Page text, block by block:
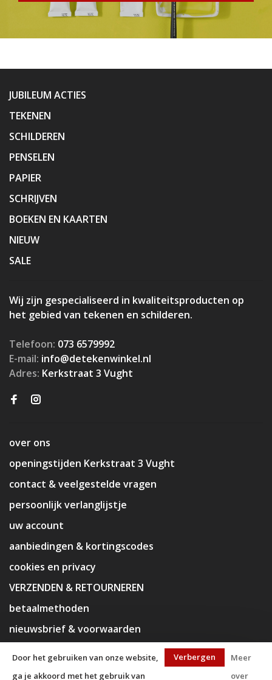
JUBILEUM ACTIES
TEKENEN
SCHILDEREN
PENSELEN
PAPIER
SCHRIJVEN
BOEKEN EN KAARTEN
NIEUW
SALE
Wij zijn gespecialiseerd in kwaliteitsproducten op
het gebied van tekenen en schilderen.
Telefoon: 073 6579992
E-mail: info@detekenwinkel.nl
Adres: Kerkstraat 3 Vught
over ons
openingstijden Kerkstraat 3 Vught
contact & veelgestelde vragen
persoonlijk verlanglijstje
uw account
aanbiedingen & kortingscodes
cookies en privacy
VERZENDEN & RETOURNEREN
betaalmethoden
nieuwsbrief & voorwaarden
Door het gebruiken van onze website,
ga je akkoord met het gebruik van
Verbergen
Meer
over